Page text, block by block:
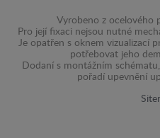
Vyrobeno z ocelového
Pro její fixaci nejsou nutné
Je opatřen s oknem vizualizací
potřebovat jeho
Dodaní s montážním
pořadí upevnění